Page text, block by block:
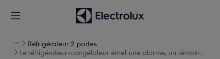
Réfrigérateur 2 portes
Le réfrigérateur-congélateur émet une alarme, un témoin